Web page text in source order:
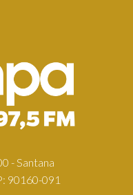
- Santana
90160-091